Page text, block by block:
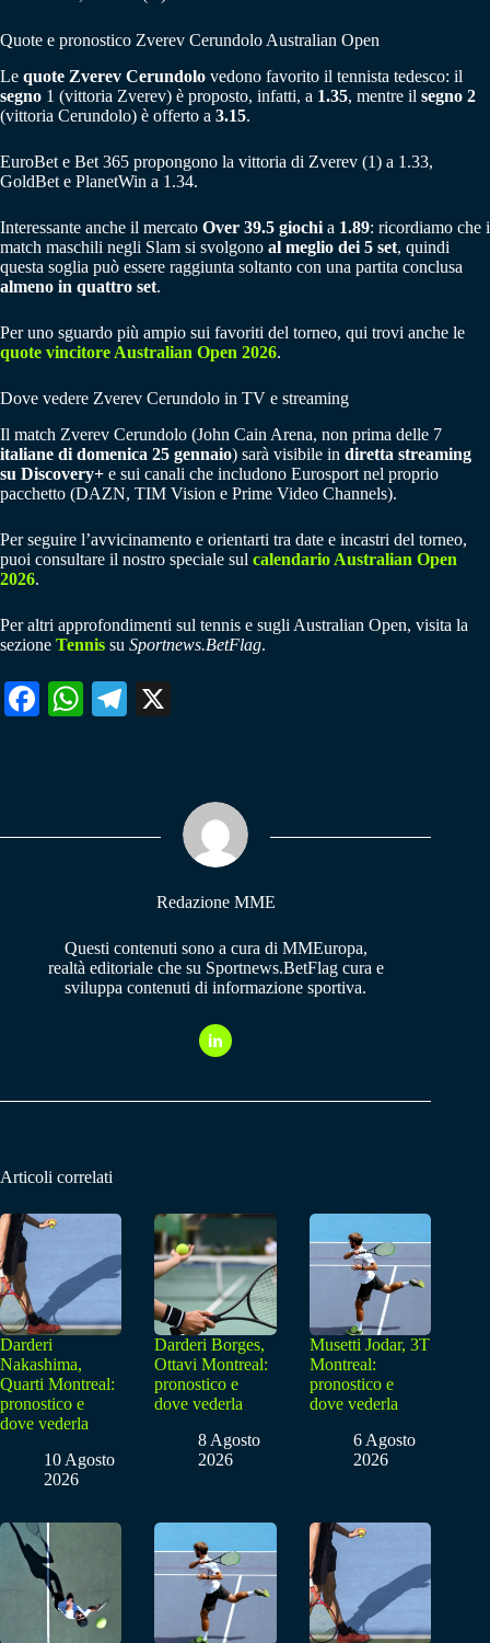
Quote e pronostico Zverev Cerundolo Australian Open
Le quote Zverev Cerundolo vedono favorito il tennista tedesco: il
segno 1 (vittoria Zverev) è proposto, infatti, a 1.35, mentre il segno 2
(vittoria Cerundolo) è offerto a 3.15.
EuroBet e Bet 365 propongono la vittoria di Zverev (1) a 1.33,
GoldBet e PlanetWin a 1.34.
Interessante anche il mercato Over 39.5 giochi a 1.89: ricordiamo che i
match maschili negli Slam si svolgono al meglio dei 5 set, quindi
questa soglia può essere raggiunta soltanto con una partita conclusa
almeno in quattro set.
Per uno sguardo più ampio sui favoriti del torneo, qui trovi anche le
quote vincitore Australian Open 2026.
Dove vedere Zverev Cerundolo in TV e streaming
Il match Zverev Cerundolo (John Cain Arena, non prima delle 7
italiane di domenica 25 gennaio) sarà visibile in diretta streaming
su Discovery+ e sui canali che includono Eurosport nel proprio
pacchetto (DAZN, TIM Vision e Prime Video Channels).
Per seguire l’avvicinamento e orientarti tra date e incastri del torneo,
puoi consultare il nostro speciale sul calendario Australian Open
2026.
Per altri approfondimenti sul tennis e sugli Australian Open, visita la
sezione Tennis su Sportnews.BetFlag.
Fa W
pp
Te
m
Redazione MME
Questi contenuti sono a cura di MMEuropa,
realtà editoriale che su Sportnews.BetFlag cura e
sviluppa contenuti di informazione sportiva.
Articoli correlati
Darderi
Nakashima,
Quarti Montreal:
pronostico e
dove vederla
10 Agosto
2026
Darderi Borges,
Ottavi Montreal:
pronostico e
dove vederla
8 Agosto
2026
Musetti Jodar, 3T
Montreal:
pronostico e
dove vederla
6 Agosto
2026